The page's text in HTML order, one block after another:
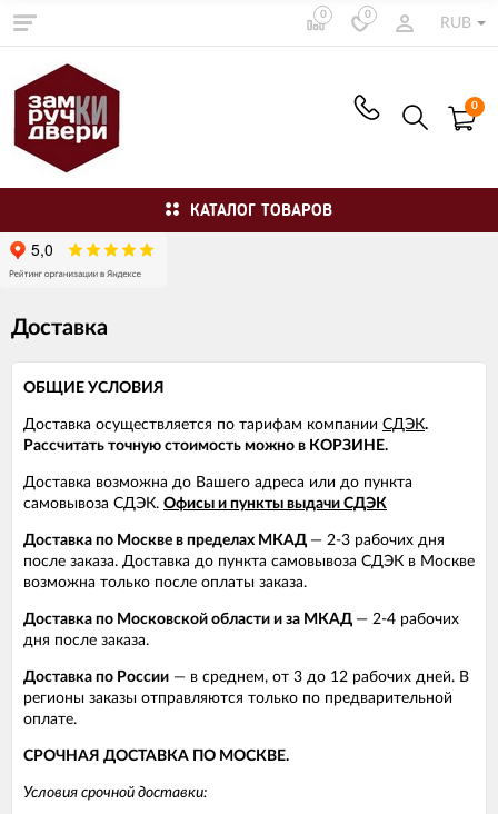
0 0
RUB
0
КАТАЛОГ ТОВАРОВ
Доставка
ОБЩИЕ УСЛОВИЯ
Доставка осуществляется по тарифам компании СДЭК.
Рассчитать точную стоимость можно в КОРЗИНЕ.
Доставка возможна до Вашего адреса или до пункта
самовывоза СДЭК. Офисы и пункты выдачи СДЭК
Доставка по Москве в пределах МКАД — 2-3 рабочих дня
после заказа. Доставка до пункта самовывоза СДЭК в Москве
возможна только после оплаты заказа.
Доставка по Московской области и за МКАД — 2-4 рабочих
дня после заказа.
Доставка по России — в среднем, от 3 до 12 рабочих дней. В
регионы заказы отправляются только по предварительной
оплате.
СРОЧНАЯ ДОСТАВКА ПО МОСКВЕ.
Условия срочной доставки: